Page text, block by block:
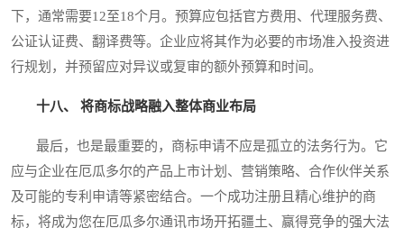
下，通常需要12至18个月。预算应包括官方费用、代理服务费、
公证认证费、翻译费等。企业应将其作为必要的市场准入投资进
行规划，并预留应对异议或复审的额外预算和时间。
十八、 将商标战略融入整体商业布局
最后，也是最重要的，商标申请不应是孤立的法务行为。它
应与企业在厄瓜多尔的产品上市计划、营销策略、合作伙伴关系
及可能的专利申请等紧密结合。一个成功注册且精心维护的商
标，将成为您在厄瓜多尔通讯市场开拓疆土、赢得竞争的强大法